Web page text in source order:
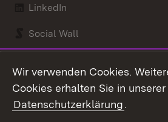
LinkedIn
Social Wall
Kontakt
Wir verwenden Cookies.
Cookies erhalten Sie in unserer
Datenschutzerklärung.